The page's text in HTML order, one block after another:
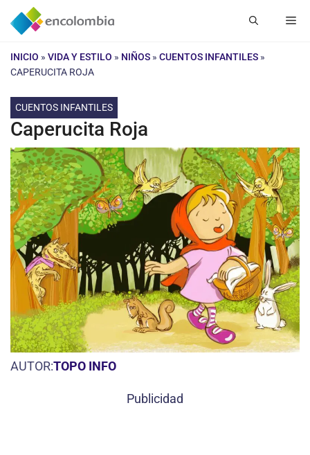
Saltar
INICIO » VIDA Y ESTILO » NIÑOS » CUENTOS INFANTILES »
CAPERUCITA ROJA
CUENTOS INFANTILES
Caperucita Roja
AUTOR:TOPO INFO
Publicidad